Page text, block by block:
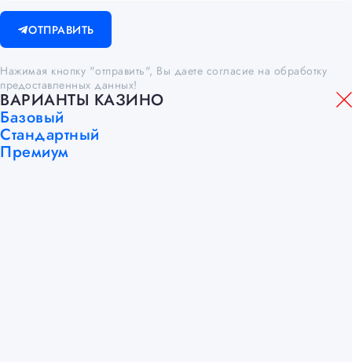
ОТПРАВИТЬ
Нажимая кнопку "отправить", Вы даете согласие на обработку
предоставленных данных!
ВАРИАНТЫ КАЗИНО
Базовый
Стандартный
Премиум